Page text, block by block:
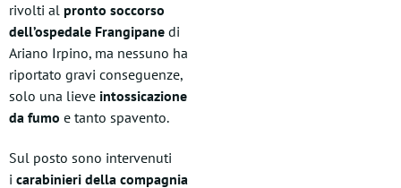
rivolti al pronto soccorso
dell’ospedale Frangipane di
Ariano Irpino, ma nessuno ha
riportato gravi conseguenze,
solo una lieve intossicazione
da fumo e tanto spavento.
Sul posto sono intervenuti
i carabinieri della compagnia